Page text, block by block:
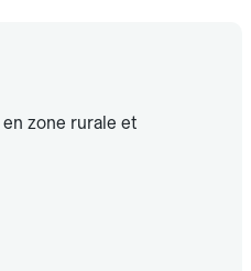
zone rurale et